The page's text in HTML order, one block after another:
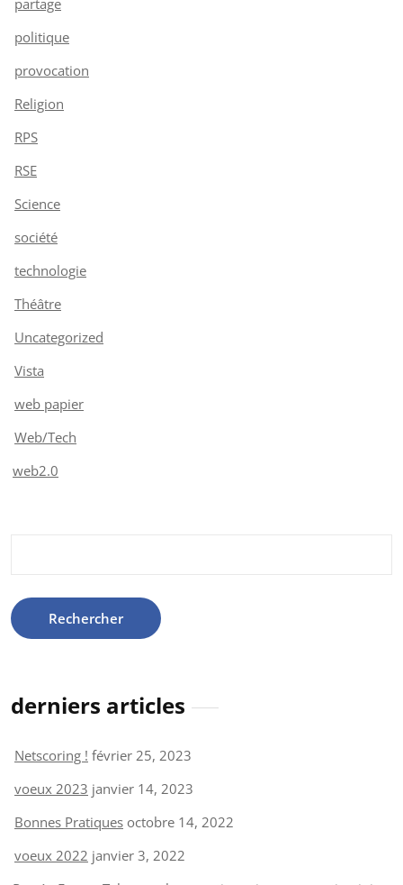
politique
provocation
Religion
RPS
RSE
Science
société
technologie
Théâtre
Uncategorized
Vista
web papier
Web/Tech
web2.0
derniers articles
Netscoring ! février 25, 2023
voeux 2023 janvier 14, 2023
Bonnes Pratiques octobre 14, 2022
voeux 2022 janvier 3, 2022